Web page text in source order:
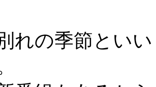
れの季節とい